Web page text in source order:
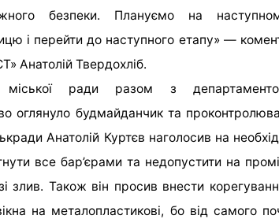
безпеки. Плануємо на
і перейти до наступного етапу» —
Анатолій Твердохліб.
міської ради разом з
оглянуло будмайданчик та
Анатолій Куртєв наголосив на
все бар’єрами та недопустити на
злив. Також він просив внести
на металопластикові, бо від самого